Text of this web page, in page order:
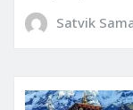
Satvik